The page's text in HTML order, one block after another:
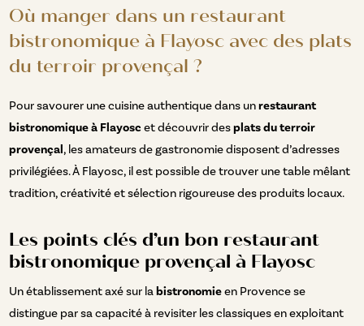
Où manger dans un restaurant
bistronomique à Flayosc avec des plats
du terroir provençal ?
Pour savourer une cuisine authentique dans unrestaurant
bistronomique à Flayoscet découvrir desplats du terroir
provençal, les amateurs de gastronomie disposent d’adresses
privilégiées. À Flayosc, il est possible de trouver une table mêlant
tradition, créativité et sélection rigoureuse des produits locaux.
Les points clés d’un bon restaurant
bistronomique provençal à Flayosc
Un établissement axé sur labistronomieen Provence se
distingue par sa capacité à revisiter les classiques en exploitant